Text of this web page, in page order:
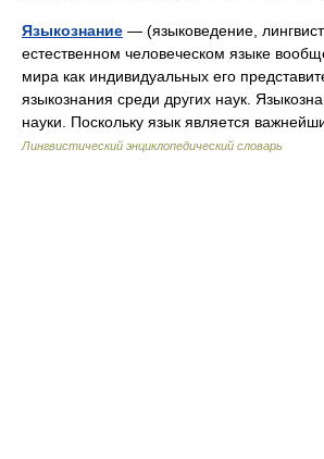
Языкознание — (языковедение,
естественном человеческом языке
мира как индивидуальных его
языкознания среди других наук.
науки. Поскольку язык является
Лингвистический энциклопедический словарь